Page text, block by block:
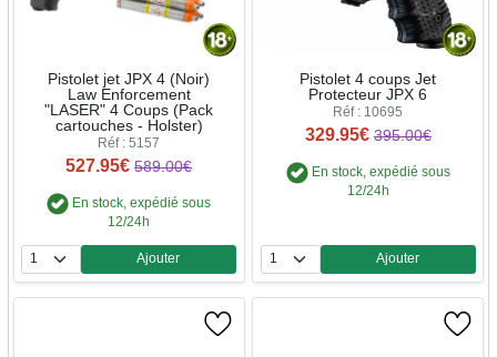
Pistolet jet JPX 4 (Noir)
Law Enforcement
"LASER" 4 Coups (Pack
cartouches - Holster)
Réf : 5157
527.95€ 589.00€
En stock, expédié sous
12/24h
Quantité
Ajouter
Pistolet 4 coups Jet
Protecteur JPX 6
Réf : 10695
329.95€ 395.00€
En stock, expédié sous
12/24h
Quantité
Ajouter